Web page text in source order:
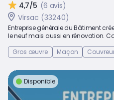
4,7/5 (6 avis)
Virsac (33240)
Entreprise générale du Bâtiment
le neuf mais aussi en rénovation.
Gros œuvre
Maçon
Disponible